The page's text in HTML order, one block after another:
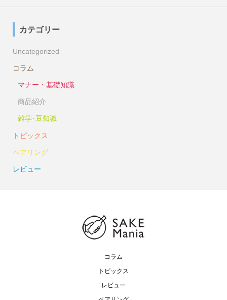
カテゴリー
Uncategorized
コラム
マナー・基礎知識
商品紹介
雑学･豆知識
トピックス
ペアリング
レビュー
コラム
トピックス
レビュー